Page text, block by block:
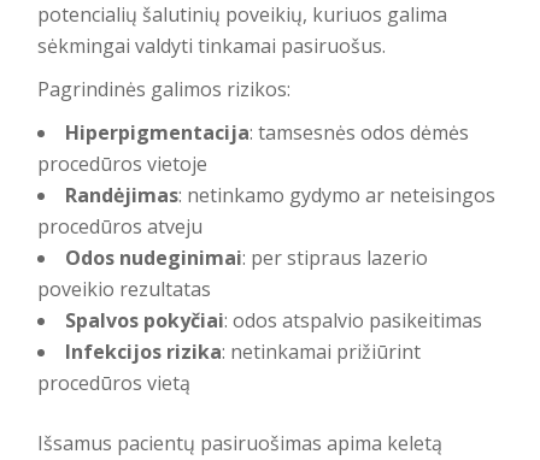
potencialių šalutinių poveikių, kuriuos galima
sėkmingai valdyti tinkamai pasiruošus.
Pagrindinės galimos rizikos:
Hiperpigmentacija: tamsesnės odos dėmės
procedūros vietoje
Randėjimas: netinkamo gydymo ar neteisingos
procedūros atveju
Odos nudeginimai: per stipraus lazerio
poveikio rezultatas
Spalvos pokyčiai: odos atspalvio pasikeitimas
Infekcijos rizika: netinkamai prižiūrint
procedūros vietą
Išsamus pacientų pasiruošimas apima keletą